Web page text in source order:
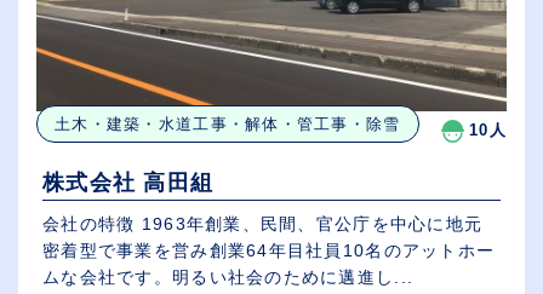
土木・建築・水道工事・解体・管工事・除雪 10人
株式会社 高田組
会社の特徴 1963年創業、民間、官公庁を中心に地元
密着型で事業を営み創業64年目社員10名のアットホー
ムな会社です。明るい社会のために邁進し...